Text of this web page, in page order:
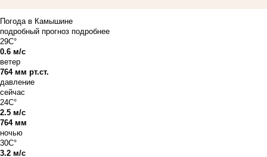
Погода в Камышине
подробный прогноз подробнее
29C°
0.6 м/с
ветер
764 мм рт.ст.
давление
сейчас
24C°
2.5 м/с
764 мм
ночью
30C°
3.2 м/с